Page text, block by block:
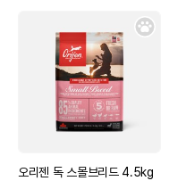
오리젠 독 스몰브리드 4.5kg